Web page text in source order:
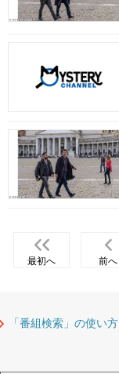
最初へ 前へ
「番組検索」の使い方